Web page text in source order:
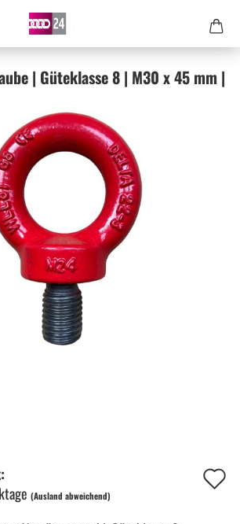
| Gü­te­klas­se 8 | M30 x 45 mm |
(Ausland abweichend)